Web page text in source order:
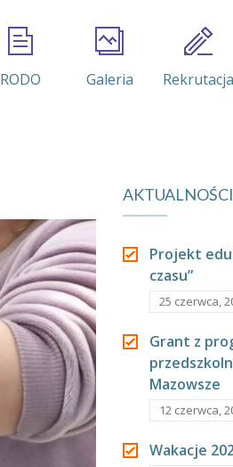
RODO Galeria Rekrutacja
AKTUALNOŚCI
Projekt
czasu”
25 czerwca,
Grant z
Mazowsze
12 czerwca,
Wakacje